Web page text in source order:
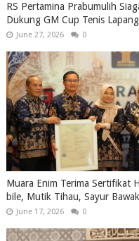
RS Pertamina Prabumulih
Dukung GM Cup Tenis
June 27, 2026 0
Muara Enim Terima Sertifikat
bile, Mutik Tihau, Sayur
June 17, 2026 0